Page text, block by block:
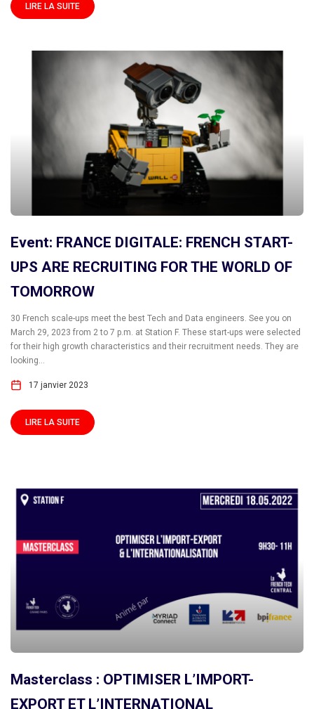
LIRE LA SUITE
Event: FRANCE DIGITALE: FRENCH START-
UPS ARE RECRUITING FOR THE WORLD OF
TOMORROW
30 French scale-ups meet the best Tech and Data engineers. See you on
March 29, 2023 from 2 to 7 p.m. at Station F. These start-ups were selected
for their high growth characteristics and their recruitment needs. They are
looking...
17 janvier 2023
LIRE LA SUITE
Masterclass : OPTIMISER L’IMPORT-
EXPORT ET L’INTERNATIONAL